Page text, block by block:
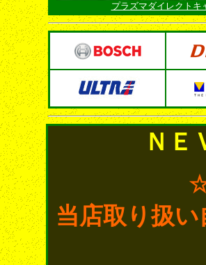
プラズマダイレクトキ
ＮＥ
当店取り扱